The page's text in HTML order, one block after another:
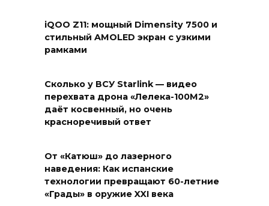
iQOO Z11: мощный Dimensity 7500 и
стильный AMOLED экран с узкими
рамками
Сколько у ВСУ Starlink — видео
перехвата дрона «Лелека-100М2»
даёт косвенный, но очень
красноречивый ответ
От «Катюш» до лазерного
наведения: Как испанские
технологии превращают 60-летние
«Грады» в оружие XXI века